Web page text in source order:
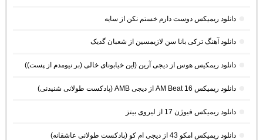
دانلود ریمیکس دوست دارم خستم نکن از سایه
دانلود آهنگ ترکی بانا سن لازیمسین از شعبان گدیک
دانلود ریمکیس هوس از دیجی آرین (این خیابونای خالی (بر نیومدم از پست))
دانلود ریمیکس AM Beat 16 از دیجی AMB (پادکست طولانی شنیدنی)
دانلود ریمیکس فیوژن 17 از لیروی بیتز
دانلود ریمیکس امکو 43 از دیجی ام کو (پادکست طولانی عاشقانه)